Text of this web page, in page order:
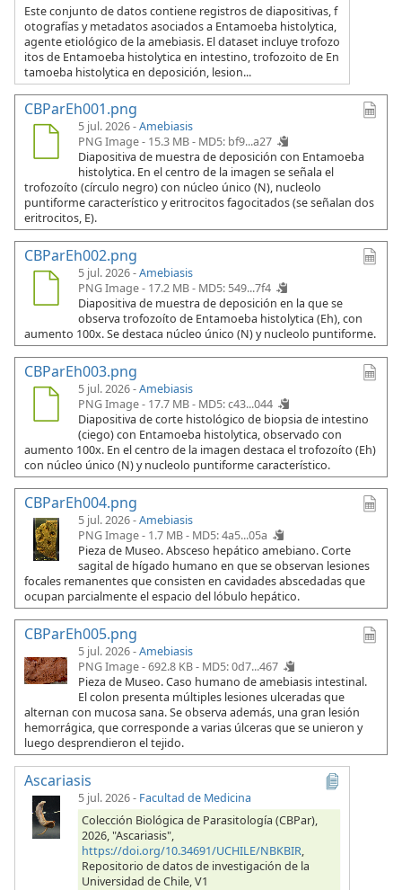
Este conjunto de datos contiene registros de diapositivas, f
otografías y metadatos asociados a Entamoeba histolytica,
agente etiológico de la amebiasis. El dataset incluye trofozo
itos de Entamoeba histolytica en intestino, trofozoito de En
tamoeba histolytica en deposición, lesion...
CBParEh001.png
5 jul. 2026 -Amebiasis
PNG Image - 15.3 MB - MD5: bf9...a27
Diapositiva de muestra de deposición con Entamoeba
histolytica. En el centro de la imagen se señala el
trofozoíto (círculo negro) con núcleo único (N), nucleolo
puntiforme característico y eritrocitos fagocitados (se señalan dos
eritrocitos, E).
CBParEh002.png
5 jul. 2026 -Amebiasis
PNG Image - 17.2 MB - MD5: 549...7f4
Diapositiva de muestra de deposición en la que se
observa trofozoíto de Entamoeba histolytica (Eh), con
aumento 100x. Se destaca núcleo único (N) y nucleolo puntiforme.
CBParEh003.png
5 jul. 2026 -Amebiasis
PNG Image - 17.7 MB - MD5: c43...044
Diapositiva de corte histológico de biopsia de intestino
(ciego) con Entamoeba histolytica, observado con
aumento 100x. En el centro de la imagen destaca el trofozoíto (Eh)
con núcleo único (N) y nucleolo puntiforme característico.
CBParEh004.png
5 jul. 2026 -Amebiasis
PNG Image - 1.7 MB - MD5: 4a5...05a
Pieza de Museo. Absceso hepático amebiano. Corte
sagital de hígado humano en que se observan lesiones
focales remanentes que consisten en cavidades abscedadas que
ocupan parcialmente el espacio del lóbulo hepático.
CBParEh005.png
5 jul. 2026 -Amebiasis
PNG Image - 692.8 KB - MD5: 0d7...467
Pieza de Museo. Caso humano de amebiasis intestinal.
El colon presenta múltiples lesiones ulceradas que
alternan con mucosa sana. Se observa además, una gran lesión
hemorrágica, que corresponde a varias úlceras que se unieron y
luego desprendieron el tejido.
Ascariasis
5 jul. 2026- Facultad de Medicina
Colección Biológica de Parasitología (CBPar),
2026, "Ascariasis",
https://doi.org/10.34691/UCHILE/NBKBIR,
Repositorio de datos de investigación de la
Universidad de Chile, V1